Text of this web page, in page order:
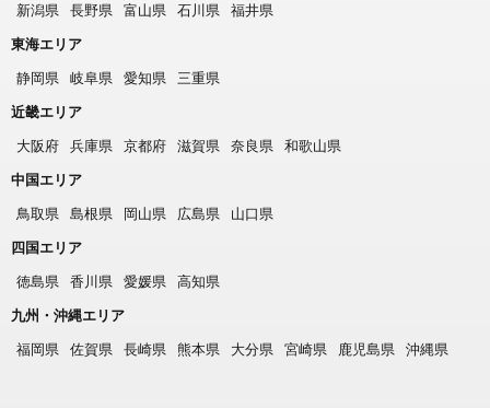
新潟県
長野県 富山県 石川県
福井県
東海エリア
静岡県
岐阜県 愛知県
三重県
近畿エリア
大阪府
兵庫県 京都府 滋賀県 奈良県
和歌山県
中国エリア
鳥取県
島根県 岡山県 広島県
山口県
四国エリア
徳島県
香川県 愛媛県
高知県
九州・沖縄エリア
福岡県
佐賀県 長崎県 熊本県 大分県 宮崎県 鹿児島県 沖縄県